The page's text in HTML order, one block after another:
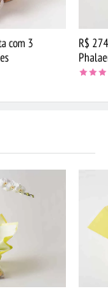
com 3
R$